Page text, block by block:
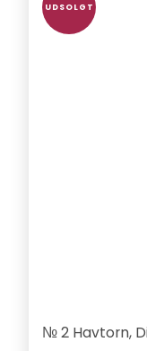
UDSOLGT
№ 2 Havtorn,